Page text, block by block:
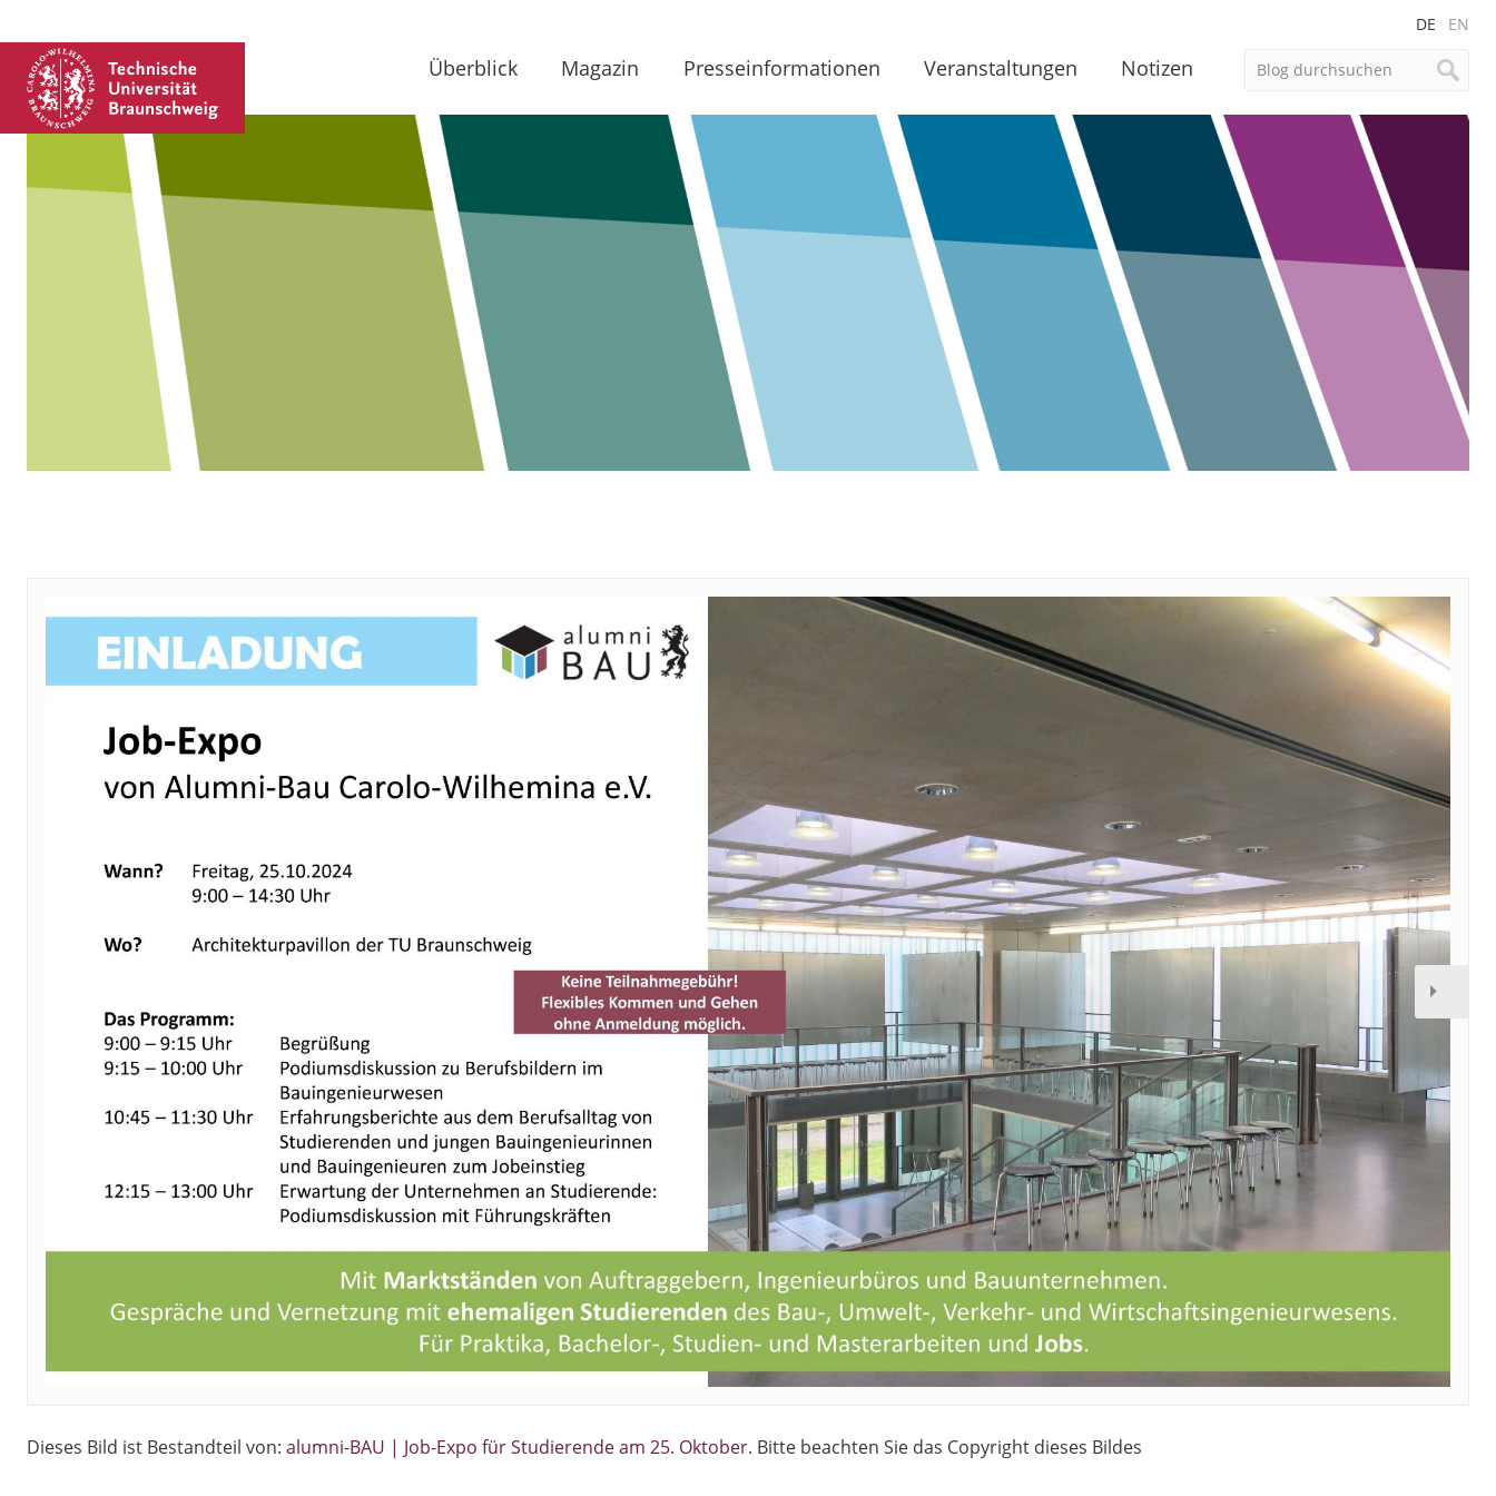
DE EN
Überblick Magazin Presseinformationen Veranstaltungen Notizen
Dieses Bild ist Bestandteil von: alumni-BAU | Job-Expo für Studierende am 25. Oktober. Bitte beachten Sie das Copyright dieses Bildes